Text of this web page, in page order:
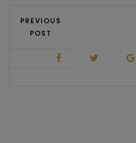
PREVIOUS
POST